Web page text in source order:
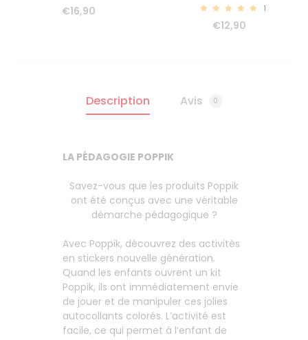
€16,90 1
€12,90
Description Avis 0
LA PÉDAGOGIE POPPIK
Savez-vous que les produits Poppik
ont été conçus avec une véritable
démarche pédagogique ?
Avec Poppik, découvrez des activités
en stickers nouvelle génération.
Quand les enfants ouvrent un kit
Poppik, ils ont immédiatement envie
de jouer et de manipuler ces jolies
autocollants colorés. L’activité est
facile, ce qui permet à l’enfant de